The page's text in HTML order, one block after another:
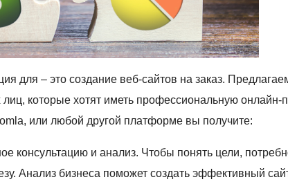
для – это создание веб-сайтов на заказ.
лиц, которые хотят иметь профессиональную
или любой другой платформе вы получите:
консультацию и анализ. Чтобы понять цели,
Анализ бизнеса поможет создать эффективный